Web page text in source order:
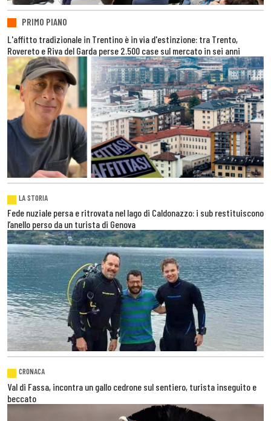
PRIMO PIANO
L'affitto tradizionale in Trentino è in via d'estinzione: tra Trento,
Rovereto e Riva del Garda perse 2.500 case sul mercato in sei anni
LA STORIA
Fede nuziale persa e ritrovata nel lago di Caldonazzo: i sub restituiscono
l’anello perso da un turista di Genova
CRONACA
Val di Fassa, incontra un gallo cedrone sul sentiero, turista inseguito e
beccato